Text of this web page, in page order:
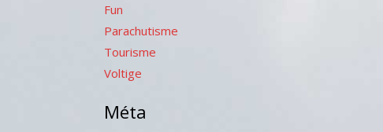
Fun
Parachutisme
Tourisme
Voltige
Méta